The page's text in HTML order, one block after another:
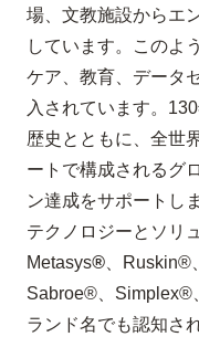
場、文教施設からエ
しています。このよ
ケア、教育、データ
入されています。 130
歴史とともに、全世
ートで構成されるグ
ン達成をサポートし
テクノロジーとソリ
Metasys® Ruskin®
Sabroe®
Simplex®
ランド名でも認知さ